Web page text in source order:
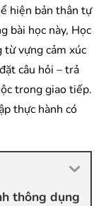
hiện bản thân tự
bài học này, Học
từ vựng cảm xúc
câu hỏi – trả
trong giao tiếp.
thực hành có
thông dụng